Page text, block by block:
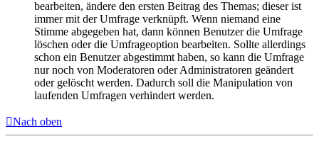
bearbeiten, ändere den ersten Beitrag des Themas; dieser ist
immer mit der Umfrage verknüpft. Wenn niemand eine
Stimme abgegeben hat, dann können Benutzer die Umfrage
löschen oder die Umfrageoption bearbeiten. Sollte allerdings
schon ein Benutzer abgestimmt haben, so kann die Umfrage
nur noch von Moderatoren oder Administratoren geändert
oder gelöscht werden. Dadurch soll die Manipulation von
laufenden Umfragen verhindert werden.
Nach oben